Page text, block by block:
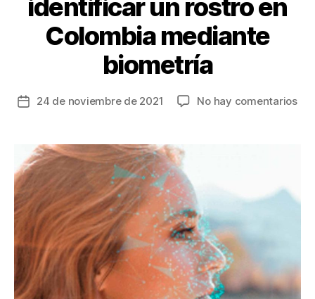
identificar un rostro en
Colombia mediante
biometría
Fecha
entrada
24 de noviembre de 2021 No hay comentariosen
en